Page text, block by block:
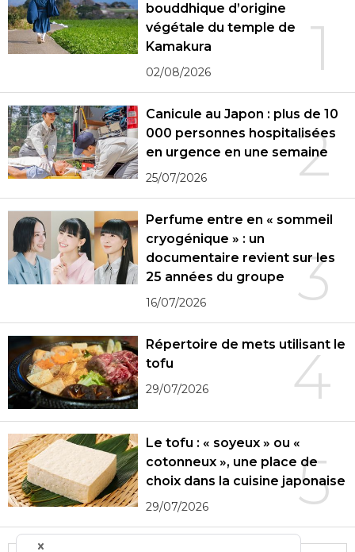
1
bouddhique d’origine
végétale du temple de
Kamakura
02/08/2026
2
Canicule au Japon : plus de 10
000 personnes hospitalisées
en urgence en une semaine
25/07/2026
3
Perfume entre en « sommeil
cryogénique » : un
documentaire revient sur les
25 années du groupe
16/07/2026
4
Répertoire de mets utilisant le
tofu
29/07/2026
5
Le tofu : « soyeux » ou «
cotonneux », une place de
choix dans la cuisine japonaise
29/07/2026